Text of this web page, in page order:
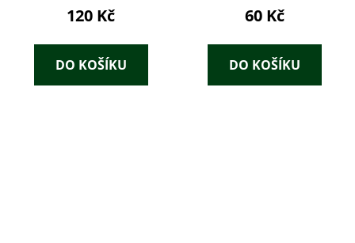
120 Kč
DO KOŠÍKU
60 Kč
DO KOŠÍKU